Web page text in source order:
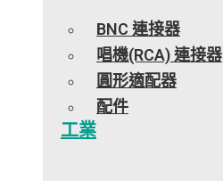
BNC 連接器
唱機(RCA) 連接器
圓形適配器
配件
工業